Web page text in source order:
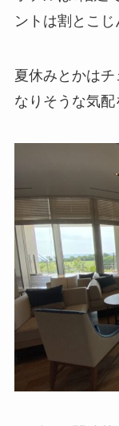
ントは割とこじ
夏休みとかは
なりそうな気配